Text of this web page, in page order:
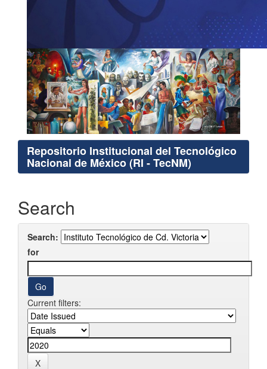
Repositorio Institucional del Tecnológico
Nacional de México (RI - TecNM)
Search
Search:
for
Current filters: